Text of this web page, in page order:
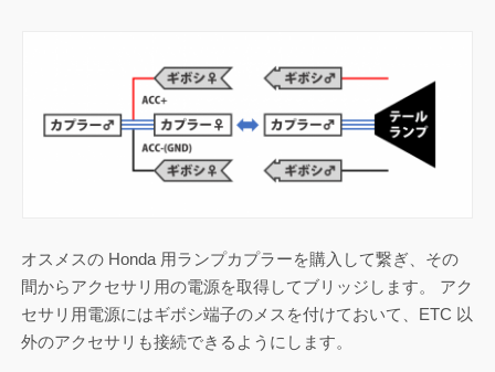
オスメスの Honda 用ランプカプラーを購入して繋ぎ、その
間からアクセサリ用の電源を取得してブリッジします。 アク
セサリ用電源にはギボシ端子のメスを付けておいて、ETC 以
外のアクセサリも接続できるようにします。